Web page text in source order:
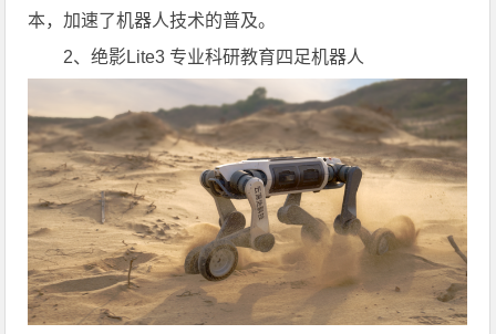
本，加速了机器人技术的普及。
2、绝影Lite3 专业科研教育四足机器人